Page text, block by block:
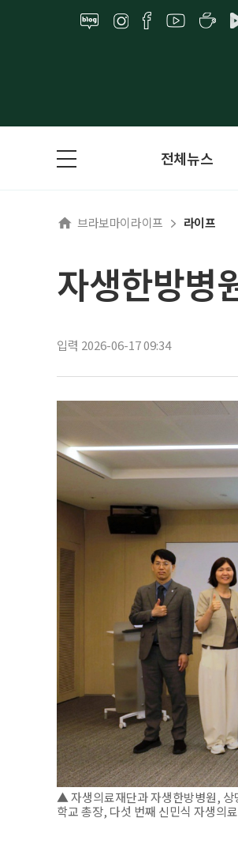
전체뉴스
브라보마이라이프 라이프
자생한방병
입력 2026-06-17 09:34
▲ 자생의료재단과 자생한방병원, 상
학교 총장, 다섯 번째 신민식 자생의